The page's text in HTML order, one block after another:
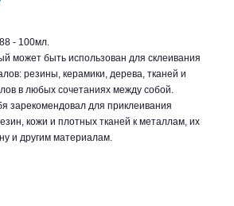
- 100мл.
может быть использован для склеивания
резины, керамики, дерева, тканей и
в любых сочетаниях между собой.
зарекомендовал для приклеивания
кожи и плотных тканей к металлам, их
и другим материалам.